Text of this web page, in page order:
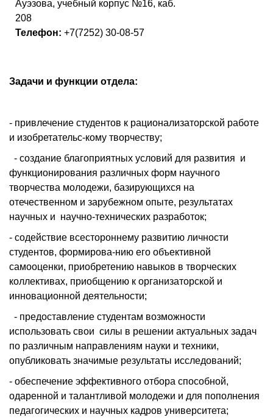
Ауэзова, учебный корпус №16, каб.
208
Телефон: +7(7252) 30-08-57
Задачи и функции отдела:
- привлечение студентов к рационализаторской работе
и изобретательс-кому творчеству;
- создание благоприятных условий для развития и
функционирования различных форм научного
творчества молодежи, базирующихся на
отечественном и зарубежном опыте, результатах
научных и научно-технических разработок;
- содействие всестороннему развитию личности
студентов, формирова-нию его объективной
самооценки, приобретению навыков в творческих
коллективах, приобщению к организаторской и
инновационной деятельности;
- предоставление студентам возможности
использовать свои силы в решении актуальных задач
по различным направлениям науки и техники,
опубликовать значимые результаты исследований;
- обеспечение эффективного отбора способной,
одаренной и талантливой молодежи и для пополнения
педагогических и научных кадров университета;